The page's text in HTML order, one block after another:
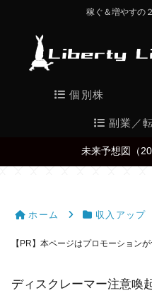
稼ぐ＆増やすの
個別株
副業／
未来予想図（
ホーム 収入アップ
【PR】本ページはプロモーション
ディスクレーマー注意喚